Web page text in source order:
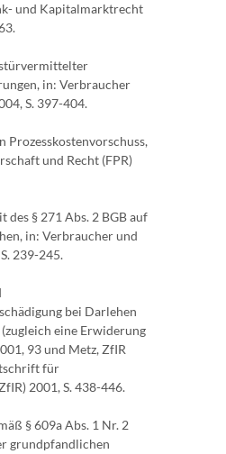
und Kapitalmarktrecht
in: Verbraucher
S. 397-404.
Prozesskostenvorschuss,
und Recht (FPR)
des § 271 Abs. 2 BGB auf
in: Verbraucher und
239-245.
bei Darlehen
eine Erwiderung
93 und Metz, ZfIR
für
2001, S. 438-446.
§ 609a Abs. 1 Nr. 2
grundpfandlichen